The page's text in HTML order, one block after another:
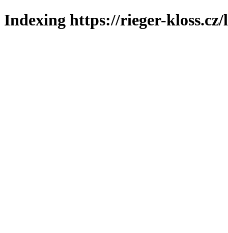
Indexing https://rieger-